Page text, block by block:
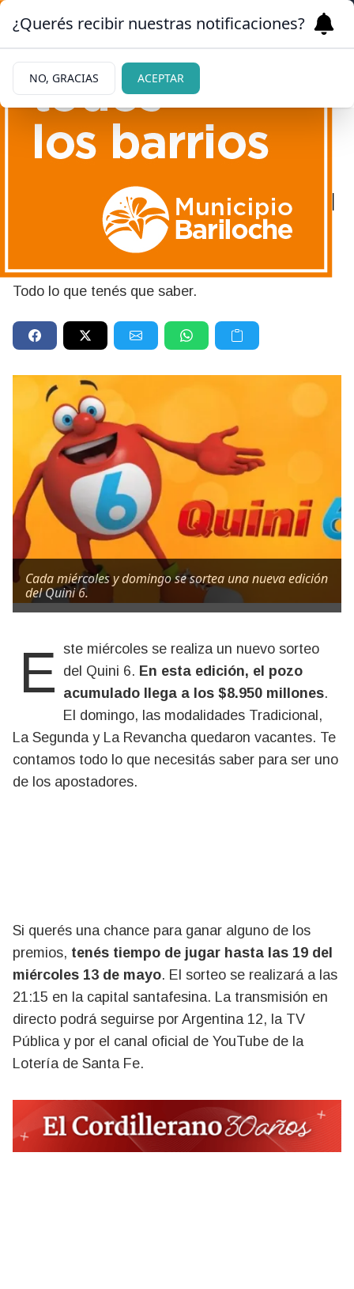
Se viene un nuevo sorteo del
Quini 6: de cuánto será el
Todo lo que tenés que saber.
Cada miércoles y domingo se sortea una nueva edición
del Quini 6.
Este miércoles se realiza un nuevo sorteo del Quini 6. En esta edición, el pozo
acumulado llega a los $8.950 millones.
El domingo, las modalidades Tradicional,
La Segunda y La Revancha quedaron vacantes. Te
contamos todo lo que necesitás saber para ser uno
de los apostadores.
Si querés una chance para ganar alguno de los
premios, tenés tiempo de jugar hasta las 19 del
miércoles 13 de mayo. El sorteo se realizará a las
21:15 en la capital santafesina. La transmisión en
directo podrá seguirse por Argentina 12, la TV
Pública y por el canal oficial de YouTube de la
Lotería de Santa Fe.
¿Querés recibir nuestras notificaciones?
NO, GRACIAS ACEPTAR